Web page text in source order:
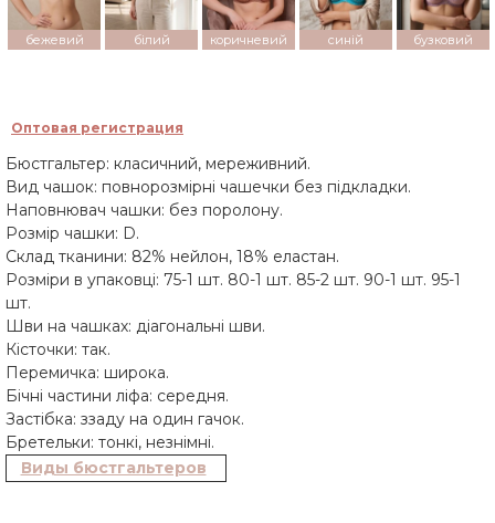
бежевий білий коричневий синій бузковий
Оптовая регистрация
Бюстгальтер: класичний, мереживний.
Вид чашок: повнорозмірні чашечки без підкладки.
Наповнювач чашки: без поролону.
Розмір чашки: D.
Склад тканини: 82% нейлон, 18% еластан.
Розміри в упаковці: 75-1 шт. 80-1 шт. 85-2 шт. 90-1 шт. 95-1
шт.
Шви на чашках: діагональні шви.
Кісточки: так.
Перемичка: широка.
Бічні частини ліфа: середня.
Застібка: ззаду на один гачок.
Бретельки: тонкі, незнімні.
Виды бюстгальтеров